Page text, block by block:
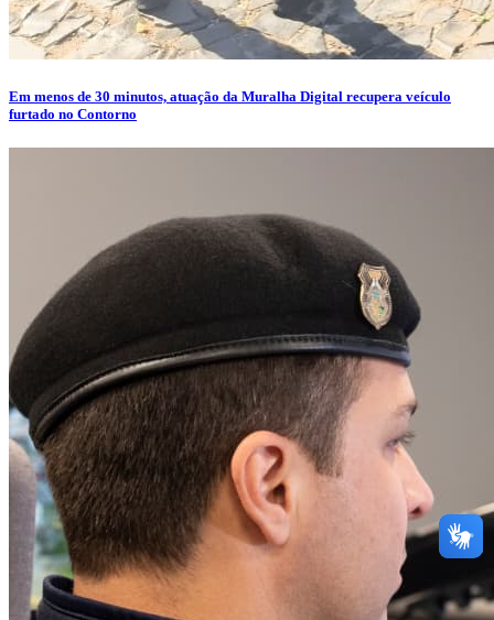
Em menos de 30 minutos, atuação da Muralha Digital recupera veículo
furtado no Contorno